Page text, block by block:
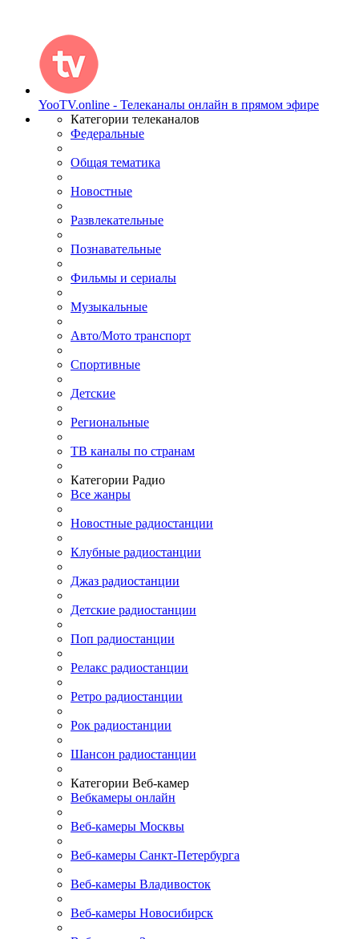
YooTV.online - Телеканалы онлайн в прямом эфире
Категории телеканалов
Федеральные
Общая тематика
Новостные
Развлекательные
Познавательные
Фильмы и сериалы
Музыкальные
Авто/Мото транспорт
Спортивные
Детские
Региональные
ТВ каналы по странам
Категории Радио
Все жанры
Новостные радиостанции
Клубные радиостанции
Джаз радиостанции
Детские радиостанции
Поп радиостанции
Релакс радиостанции
Ретро радиостанции
Рок радиостанции
Шансон радиостанции
Категории Веб-камер
Вебкамеры онлайн
Веб-камеры Москвы
Веб-камеры Санкт-Петербурга
Веб-камеры Владивосток
Веб-камеры Новосибирск